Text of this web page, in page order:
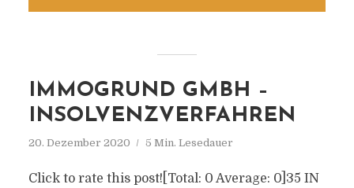
IMMOGRUND GMBH –
INSOLVENZVERFAHREN
20. Dezember 2020 5 Min. Lesedauer
Click to rate this post![Total: 0 Average: 0]35 IN